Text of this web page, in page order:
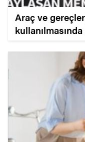
Araç ve